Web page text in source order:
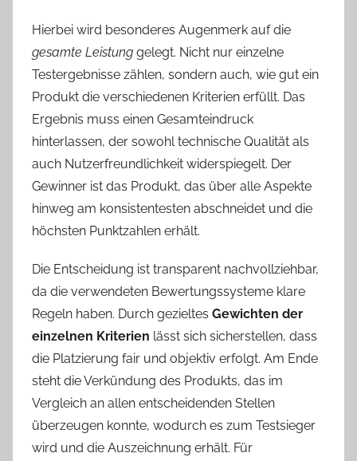
Hierbei wird besonderes Augenmerk auf die
gesamte Leistung gelegt. Nicht nur einzelne
Testergebnisse zählen, sondern auch, wie gut ein
Produkt die verschiedenen Kriterien erfüllt. Das
Ergebnis muss einen Gesamteindruck
hinterlassen, der sowohl technische Qualität als
auch Nutzerfreundlichkeit widerspiegelt. Der
Gewinner ist das Produkt, das über alle Aspekte
hinweg am konsistentesten abschneidet und die
höchsten Punktzahlen erhält.
Die Entscheidung ist transparent nachvollziehbar,
da die verwendeten Bewertungssysteme klare
Regeln haben. Durch gezieltes Gewichten der
einzelnen Kriterien lässt sich sicherstellen, dass
die Platzierung fair und objektiv erfolgt. Am Ende
steht die Verkündung des Produkts, das im
Vergleich an allen entscheidenden Stellen
überzeugen konnte, wodurch es zum Testsieger
wird und die Auszeichnung erhält. Für